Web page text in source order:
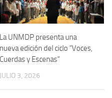
La UNMDP presenta una
nueva edición del ciclo “Voces,
Cuerdas y Escenas”
JULIO 3, 2026